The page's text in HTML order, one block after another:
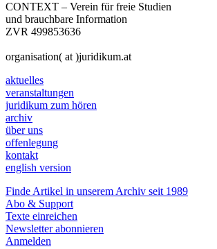
CONTEXT – Verein für freie Studien
und brauchbare Information
ZVR 499853636
organisation( at )juridikum.at
aktuelles
veranstaltungen
juridikum zum hören
archiv
über uns
offenlegung
kontakt
english version
Finde Artikel in unserem Archiv seit 1989
Abo & Support
Texte einreichen
Newsletter abonnieren
Anmelden